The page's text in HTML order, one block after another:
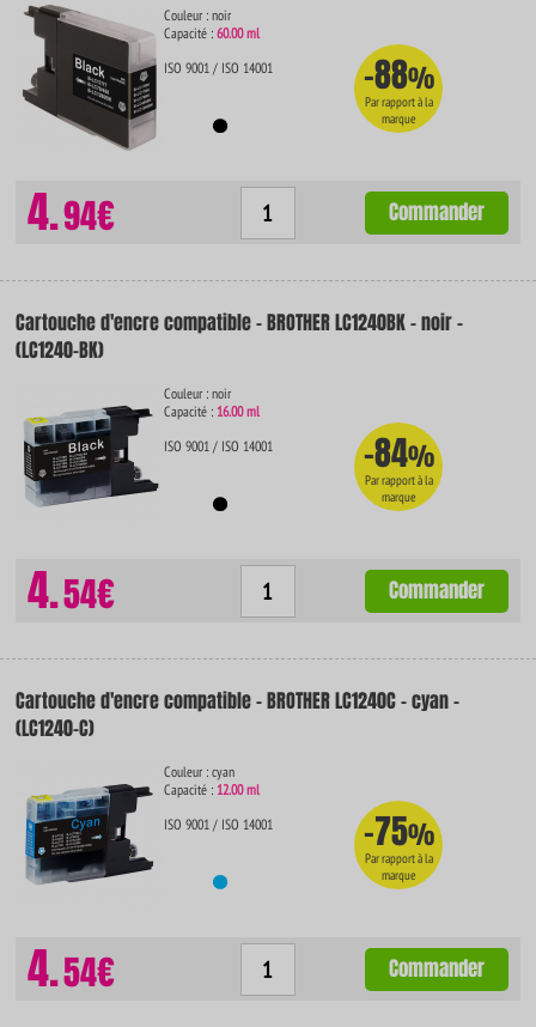
Couleur : noir
Capacité :60.00 ml
ISO 9001 / ISO 14001
-88%
Par rapport à la
marque
4.94€ Commander
Cartouche d'encre compatible - BROTHER LC1240BK - noir -
(LC1240-BK)
Couleur : noir
Capacité : 16.00 ml
ISO 9001 / ISO 14001
-84%
Par rapport à la
marque
4.54€ Commander
Cartouche d'encre compatible - BROTHER LC1240C - cyan -
(LC1240-C)
Couleur : cyan
Capacité : 12.00 ml
ISO 9001 / ISO 14001
-75%
Par rapport à la
marque
4.54€ Commander